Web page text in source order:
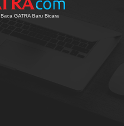
Baca GATRA Baru Bicara